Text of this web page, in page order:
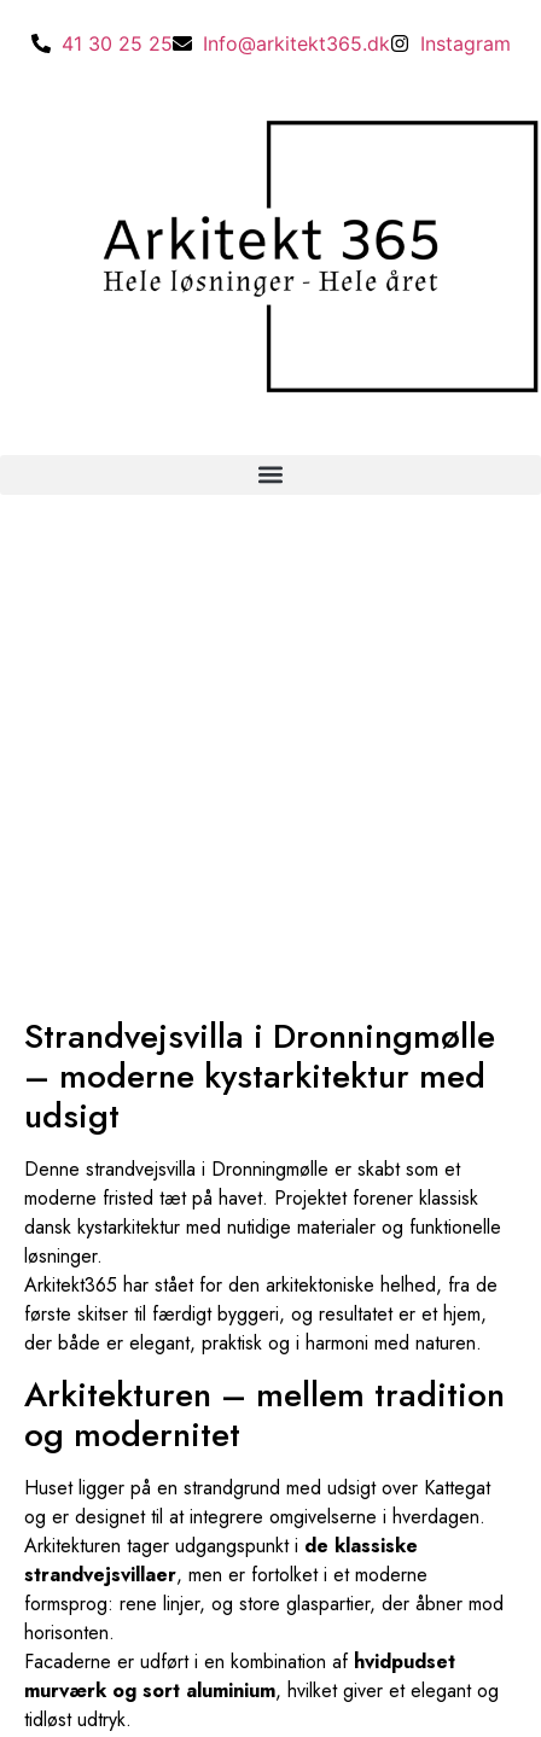
41 30 25 25 Info@arkitekt365.dk Instagram
Strandvejsvilla i Dronningmølle
– moderne kystarkitektur med
udsigt
Denne strandvejsvilla i Dronningmølle er skabt som et
moderne fristed tæt på havet. Projektet forener klassisk
dansk kystarkitektur med nutidige materialer og funktionelle
løsninger.
Arkitekt365 har stået for den arkitektoniske helhed, fra de
første skitser til færdigt byggeri, og resultatet er et hjem,
der både er elegant, praktisk og i harmoni med naturen.
Arkitekturen – mellem tradition
og modernitet
Huset ligger på en strandgrund med udsigt over Kattegat
og er designet til at integrere omgivelserne i hverdagen.
Arkitekturen tager udgangspunkt i de klassiske
strandvejsvillaer, men er fortolket i et moderne
formsprog: rene linjer, og store glaspartier, der åbner mod
horisonten.
Facaderne er udført i en kombination af hvidpudset
murværk og sort aluminium, hvilket giver et elegant og
tidløst udtryk.